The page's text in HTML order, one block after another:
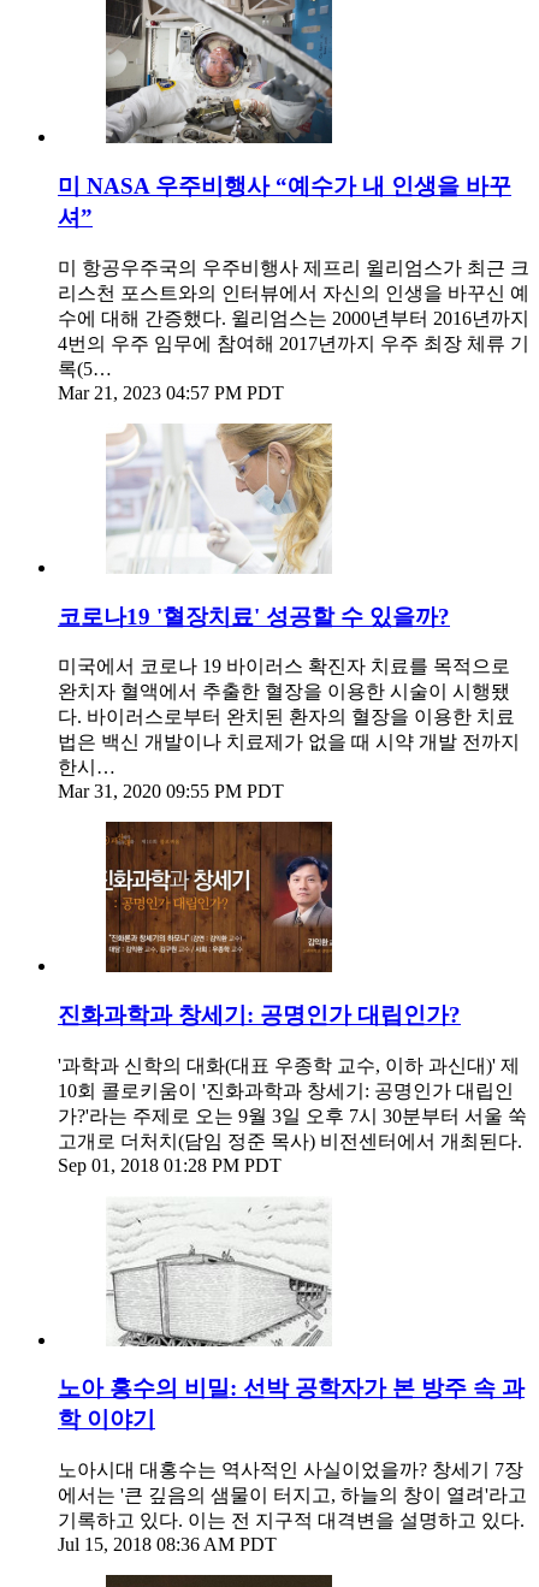
미 NASA 우주비행사 “예수가 내 인생을 바꾸
셔”
미 항공우주국의 우주비행사 제프리 윌리엄스가 최근 크
리스천 포스트와의 인터뷰에서 자신의 인생을 바꾸신 예
수에 대해 간증했다. 윌리엄스는 2000년부터 2016년까지
4번의 우주 임무에 참여해 2017년까지 우주 최장 체류 기
록(5…
Mar 21, 2023 04:57 PM PDT
코로나19 '혈장치료' 성공할 수 있을까?
미국에서 코로나 19 바이러스 확진자 치료를 목적으로
완치자 혈액에서 추출한 혈장을 이용한 시술이 시행됐
다. 바이러스로부터 완치된 환자의 혈장을 이용한 치료
법은 백신 개발이나 치료제가 없을 때 시약 개발 전까지
한시…
Mar 31, 2020 09:55 PM PDT
진화과학과 창세기: 공명인가 대립인가?
'과학과 신학의 대화(대표 우종학 교수, 이하 과신대)' 제
10회 콜로키움이 '진화과학과 창세기: 공명인가 대립인
가?'라는 주제로 오는 9월 3일 오후 7시 30분부터 서울 쑥
고개로 더처치(담임 정준 목사) 비전센터에서 개최된다.
Sep 01, 2018 01:28 PM PDT
노아 홍수의 비밀: 선박 공학자가 본 방주 속 과
학 이야기
노아시대 대홍수는 역사적인 사실이었을까? 창세기 7장
에서는 '큰 깊음의 샘물이 터지고, 하늘의 창이 열려'라고
기록하고 있다. 이는 전 지구적 대격변을 설명하고 있다.
Jul 15, 2018 08:36 AM PDT